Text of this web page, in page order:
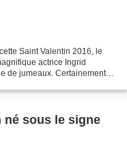
Saint Valentin 2016, le
actrice Ingrid
de jumeaux. Certainement
né sous le signe